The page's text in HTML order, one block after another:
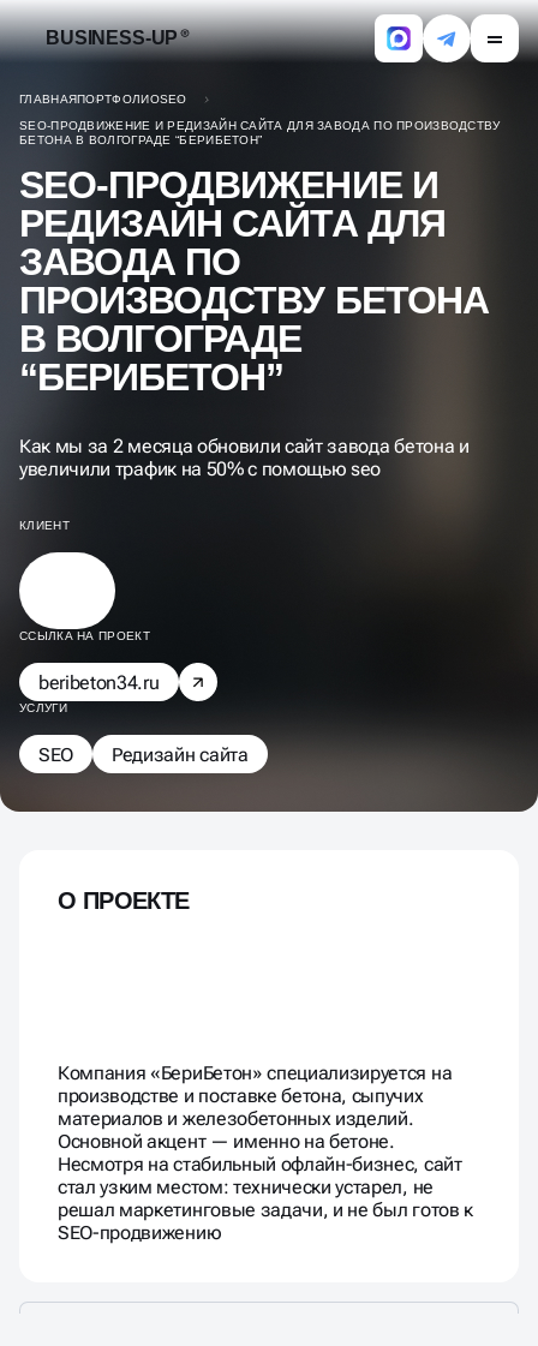
BUSINESS-UP
ГЛАВНАЯПОРТФОЛИОSEO
SEO-ПРОДВИЖЕНИЕ И РЕДИЗАЙН САЙТА ДЛЯ ЗАВОДА ПО ПРОИЗВОДСТВУ
БЕТОНА В ВОЛГОГРАДЕ “БЕРИБЕТОН”
SEO-ПРОДВИЖЕНИЕ И
РЕДИЗАЙН САЙТА ДЛЯ
ЗАВОДА ПО
ПРОИЗВОДСТВУ БЕТОНА
В ВОЛГОГРАДЕ
“БЕРИБЕТОН”
Как мы за 2 месяца обновили сайт завода бетона и
увеличили трафик на 50% с помощью seo
КЛИЕНТ
ССЫЛКА НА ПРОЕКТ
beribeton34.ru
УСЛУГИ
SEO Редизайн сайта
О ПРОЕКТЕ
Компания «БериБетон» специализируется на
производстве и поставке бетона, сыпучих
материалов и железобетонных изделий.
Основной акцент — именно на бетоне.
Несмотря на стабильный офлайн-бизнес, сайт
стал узким местом: технически устарел, не
решал маркетинговые задачи, и не был готов к
SEO-продвижению